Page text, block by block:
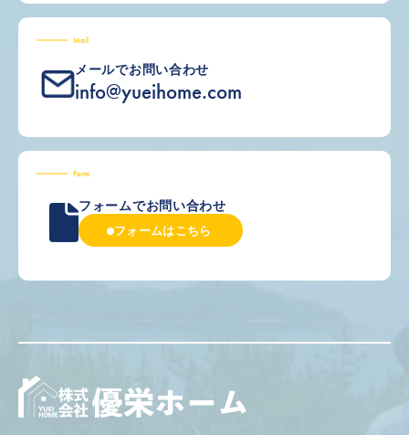
Mail
メールでお問い合わせ
info@yueihome.com
Form
フォームでお問い合わせ
フォームはこちら